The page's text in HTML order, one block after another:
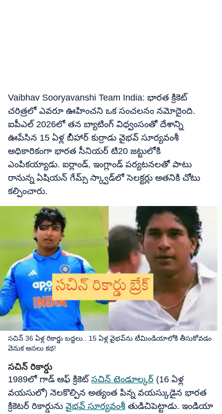
Vaibhav Sooryavanshi Team India: భారత క్రికెట్
చరిత్రలో ఎవరూ ఊహించని ఒక సంచలనం నమోదైంది.
ఐపీఎల్ 2026లో తన బ్యాటింగ్ విధ్వంసంతో దేశాన్ని
ఊపేసిన 15 ఏళ్ల బీహార్ కుర్రాడు వైభవ్ సూర్యవంశీ
అధికారికంగా భారత సీనియర్ టి20 జట్టులోకి
ఎంపికయ్యాడు. ఐర్లాండ్, ఇంగ్లాండ్ పర్యటనలతో పాటు
రానున్న ఏషియన్ గేమ్స్ స్క్వాడ్‌లో సెలక్టర్లు అతనికి చోటు
కల్పించారు.
సచిన్ 36 ఏళ్ల రికార్డు బద్దలు.. 15 ఏళ్ల వైభవ్‌ను టీమిండియాలోకి తీసుకోవడం
వెనుక అసలు కథ!
సచిన్ రికార్డు
1989లో గాడ్ ఆఫ్ క్రికెట్ సచిన్ టెండూల్కర్ (16 ఏళ్ల
వయసులో) నెలకొల్పిన అత్యంత పిన్న వయస్కుడైన భారత
క్రికెటర్ రికార్డును వైభవ్ సూర్యవంశీ తుడిచిపెట్టాడు. ఇండియా